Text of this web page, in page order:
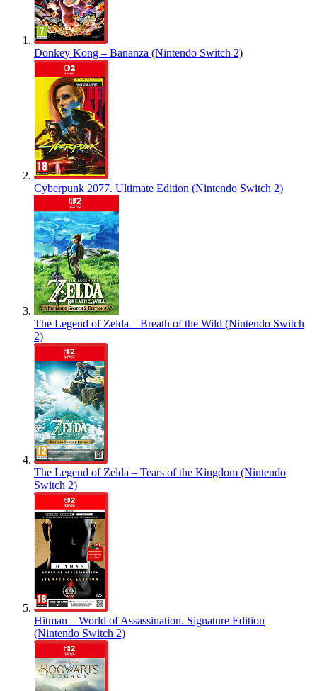
Donkey Kong – Bananza (Nintendo Switch 2)
Cyberpunk 2077. Ultimate Edition (Nintendo Switch 2)
The Legend of Zelda – Breath of the Wild (Nintendo Switch
2)
The Legend of Zelda – Tears of the Kingdom (Nintendo
Switch 2)
Hitman – World of Assassination. Signature Edition
(Nintendo Switch 2)